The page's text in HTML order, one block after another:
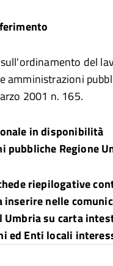
del
amministrazioni
2001 n. 165.
in disponibilità
pubbliche Regione
riepilogative
nelle
Umbria su carta
ed Enti locali